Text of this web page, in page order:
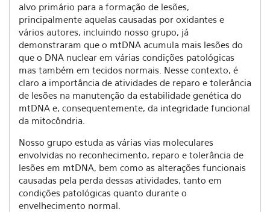
alvo primário para a formação de lesões,
principalmente aquelas causadas por oxidantes e
vários autores, incluindo nosso grupo, já
demonstraram que o mtDNA acumula mais lesões do
que o DNA nuclear em várias condições patológicas
mas também em tecidos normais. Nesse contexto, é
claro a importância de atividades de reparo e tolerância
de lesões na manutenção da estabilidade genética do
mtDNA e, consequentemente, da integridade funcional
da mitocôndria.
Nosso grupo estuda as várias vias moleculares
envolvidas no reconhecimento, reparo e tolerância de
lesões em mtDNA, bem como as alterações funcionais
causadas pela perda dessas atividades, tanto em
condições patológicas quanto durante o
envelhecimento normal.